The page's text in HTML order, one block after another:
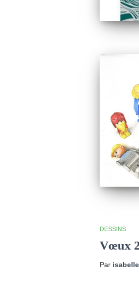
DESSINS
Vœux
Par isabelle